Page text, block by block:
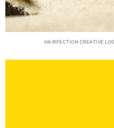
HAIRFECTION CREATIVE